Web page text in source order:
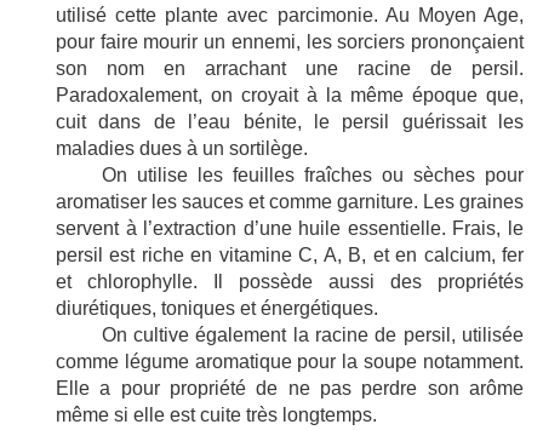
utilisé cette plante avec parcimonie. Au Moyen Age,
pour faire mourir un ennemi, les sorciers prononçaient
son nom en arrachant une racine de persil.
Paradoxalement, on croyait à la même époque que,
cuit dans de l’eau bénite, le persil guérissait les
maladies dues à un sortilège.
On utilise les feuilles fraîches ou sèches pour
aromatiser les sauces et comme garniture. Les graines
servent à l’extraction d’une huile essentielle. Frais, le
persil est riche en vitamine C, A, B, et en calcium, fer
et chlorophylle. Il possède aussi des propriétés
diurétiques, toniques et énergétiques.
On cultive également la racine de persil, utilisée
comme légume aromatique pour la soupe notamment.
Elle a pour propriété de ne pas perdre son arôme
même si elle est cuite très longtemps.